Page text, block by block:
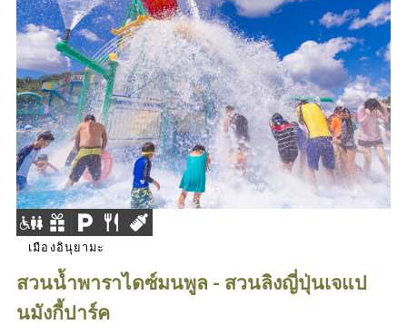
เมืองอินุยามะ
สวนน้ำพาราไดซ์มนพูล - สวนลิงญี่ปุ่นเจแป
นมังกี้ปาร์ค